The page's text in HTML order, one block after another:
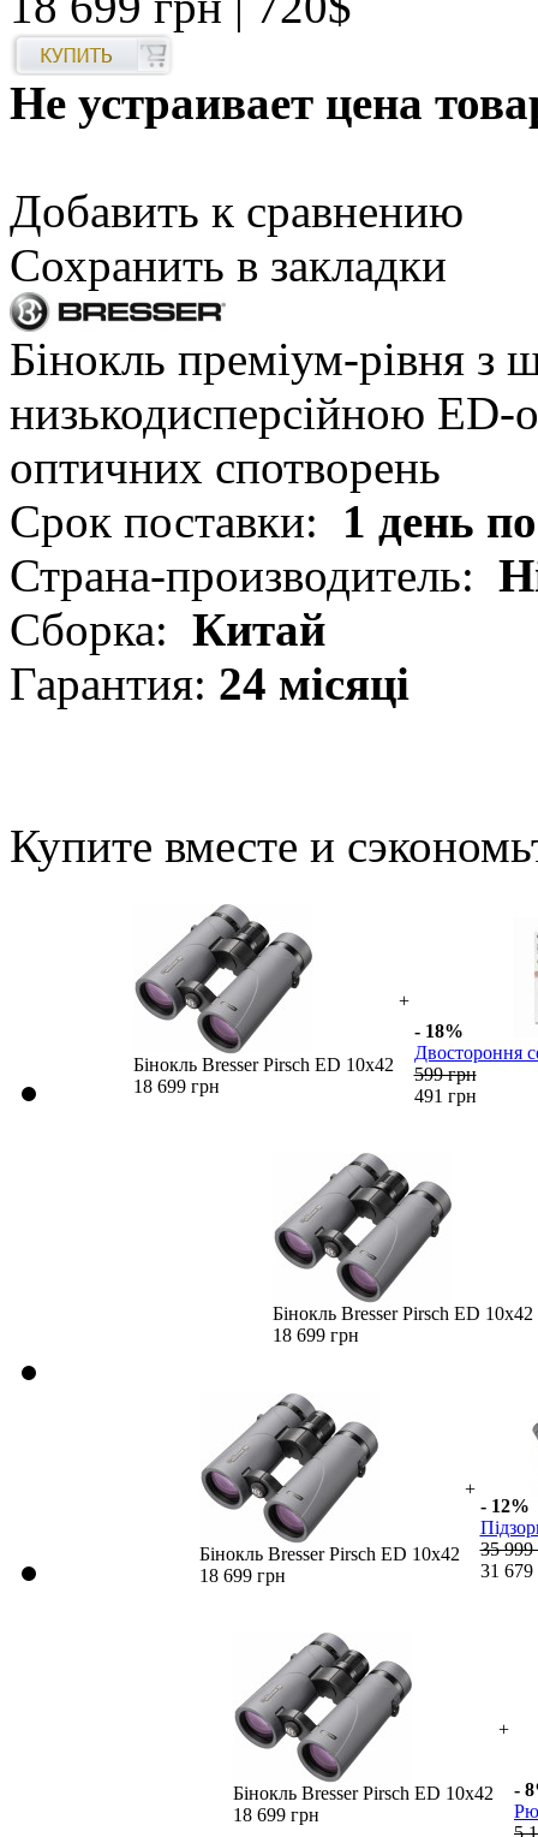
Не устраивает цена
Добавить к сравнению
Сохранить в закладки
Бінокль преміум-рівня з
низькодисперсійною ED-
оптичних спотворень
Срок поставки: 1 день
Страна-производитель:
Сборка: Китай
Гарантия: 24 місяці
Купите вместе и
Бінокль Bresser Pirsch ED 10x42
18 699 грн
+
- 18%
Двостороння
599 грн
491 грн
Бінокль Bresser Pirsch ED 10x42
18 699 грн
Бінокль Bresser Pirsch ED 10x42
18 699 грн
+
- 12%
35 999
31 679
Бінокль Bresser Pirsch ED 10x42
18 699 грн
+
-
5